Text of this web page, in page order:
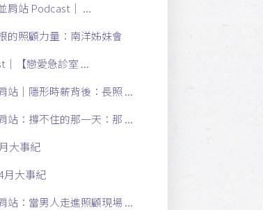
肩站 Podcast｜ ...
的照顧力量：南洋姊妹會
｜【戀愛急診室 ...
站｜隱形時薪背後：長照 ...
站：撐不住的那一天：那 ...
大事紀
月大事紀
站：當男人走進照顧現場 ...